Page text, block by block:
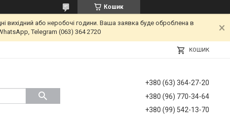
Кошик
вихідний або неробочі години. Ваша заявка буде оброблена в
Telegram (063) 364 2720
КОШИК
+380 (63) 364-27-20
+380 (96) 770-34-64
+380 (99) 542-13-70